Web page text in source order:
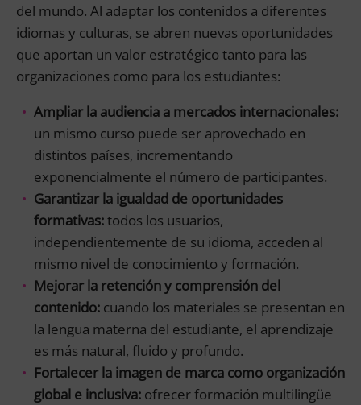
del mundo. Al adaptar los contenidos a diferentes
idiomas y culturas, se abren nuevas oportunidades
que aportan un valor estratégico tanto para las
organizaciones como para los estudiantes:
Ampliar la audiencia a mercados internacionales:
un mismo curso puede ser aprovechado en
distintos países, incrementando
exponencialmente el número de participantes.
Garantizar la igualdad de oportunidades
formativas:todos los usuarios,
independientemente de su idioma, acceden al
mismo nivel de conocimiento y formación.
Mejorar la retención y comprensión del
contenido: cuando los materiales se presentan en
la lengua materna del estudiante, el aprendizaje
es más natural, fluido y profundo.
Fortalecer la imagen de marca como organización
global e inclusiva: ofrecer formación multilingüe